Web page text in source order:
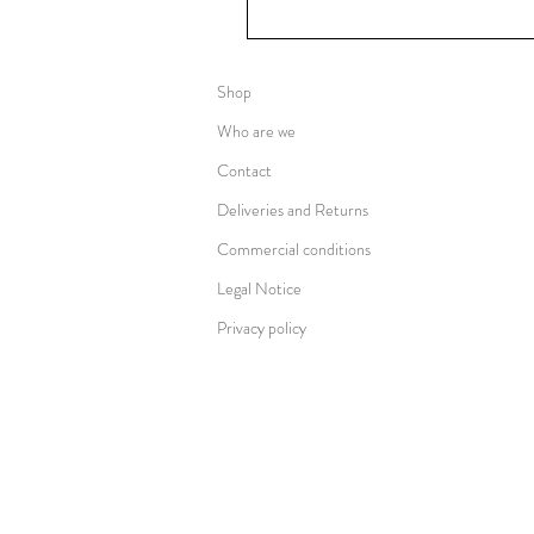
Shop
Who are we
Contact
Deliveries and Returns
Commercial conditions
Legal Notice
Privacy policy